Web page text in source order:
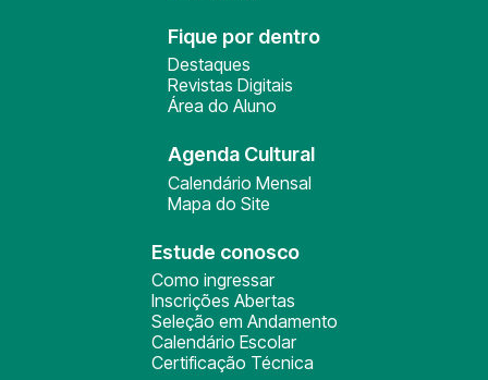
Fique por dentro
Destaques
Revistas Digitais
Área do Aluno
Agenda Cultural
Calendário Mensal
Mapa do Site
Estude conosco
Como ingressar
Inscrições Abertas
Seleção em Andamento
Calendário Escolar
Certificação Técnica